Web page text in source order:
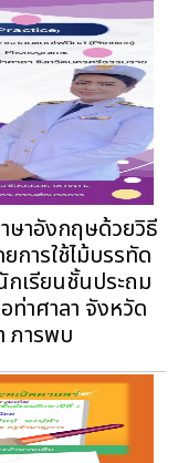
ษาอังกฤษด้วยวิธี
ารใช้ไม้บรรทัด
เรียนชั้นประถม
ท่าศาลา จังหวัด
ภารพบ